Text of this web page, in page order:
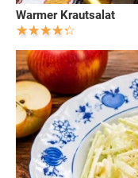
Warmer Krautsalat